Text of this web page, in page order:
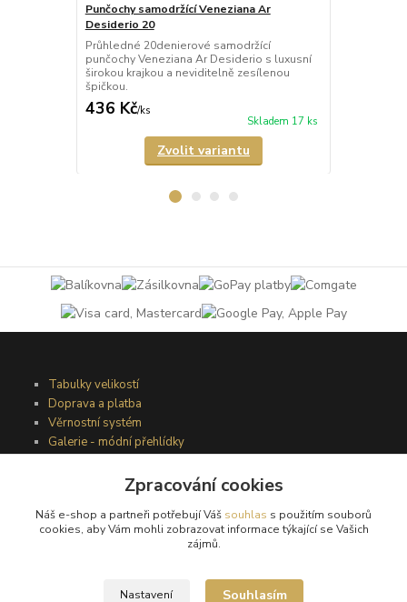
Punčochy samodržící Veneziana Ar
Desiderio 20
Průhledné 20denierové samodržící
punčochy Veneziana Ar Desiderio s luxusní
širokou krajkou a neviditelně zesílenou
špičkou.
436 Kč/ks
Skladem 17 ks
Zvolit variantu
Tabulky velikostí
Doprava a platba
Věrnostní systém
Galerie - módní přehlídky
Podmínky užití webového rozhraní
Obchodní podmínky
Zpracování cookies
Náš e-shop a partneři potřebují Váš souhlas s použitím souborů
cookies, aby Vám mohli zobrazovat informace týkající se Vašich
zájmů.
Nastavení Souhlasím